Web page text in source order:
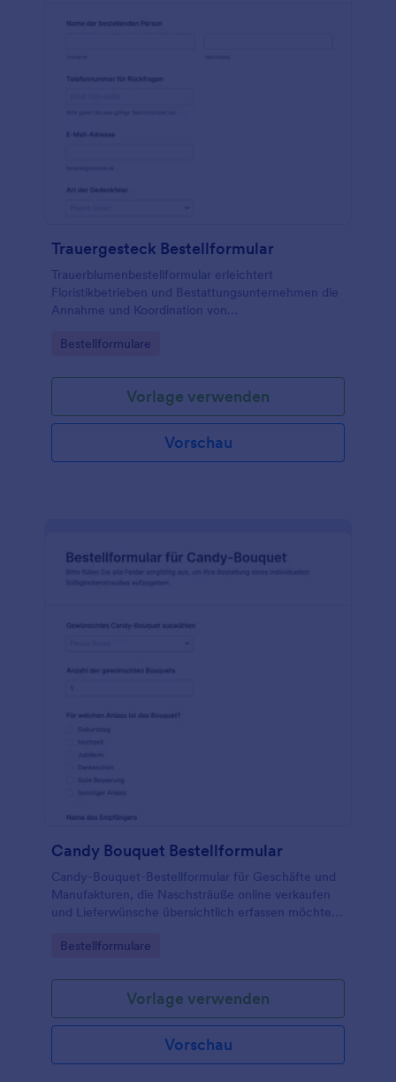
Trauergesteck Bestellformular
Trauerblumenbestellformular erleichtert
Floristikbetrieben und Bestattungsunternehmen die
Annahme und Koordination von
und Widmungen über Jotform.
Go to Category:
Bestellformulare
Vorlage verwenden
Vorschau
Candy Bouquet Bestellformular
Candy-Bouquet-Bestellformular für Geschäfte und
Manufakturen, die Naschsträuße online verkaufen
und Lieferwünsche übersichtlich erfassen möchten,
ausgeliefert werden können.
Go to Category:
Bestellformulare
Vorlage verwenden
Vorschau